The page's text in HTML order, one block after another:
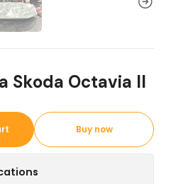
Skoda Octavia II
Buy now